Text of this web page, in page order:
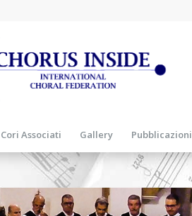
Cori Associati Gallery Pubblicazioni